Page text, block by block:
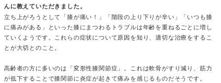
んに教えていただきました。
立ち上がろうとして「膝が痛い！」「階段の上り下りが辛い」「いつも膝
に痛みがある」といった膝にまつわるトラブルは年齢を重ねるごとに増し
ていくようです。これらの症状について原因を知り、適切な治療をするこ
とが大切とのこと。
高齢者の方に多いのは「変形性膝関節症」。これは軟骨がすり減り、筋力
が低下することで膝関節に炎症が起きて痛みを感じるものだそうです。